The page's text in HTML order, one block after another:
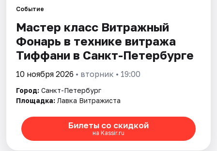
Города
Площадки
Артисты
Рейтинги
Событие
Мастер класс Витражный
Фонарь в технике витража
Тиффани в Санкт-Петербурге
10 ноября 2026 • вторник • 19:00
Город: Санкт-Петербург
Площадка: Лавка Витражиста
Билеты со скидкой
на Kassir.ru